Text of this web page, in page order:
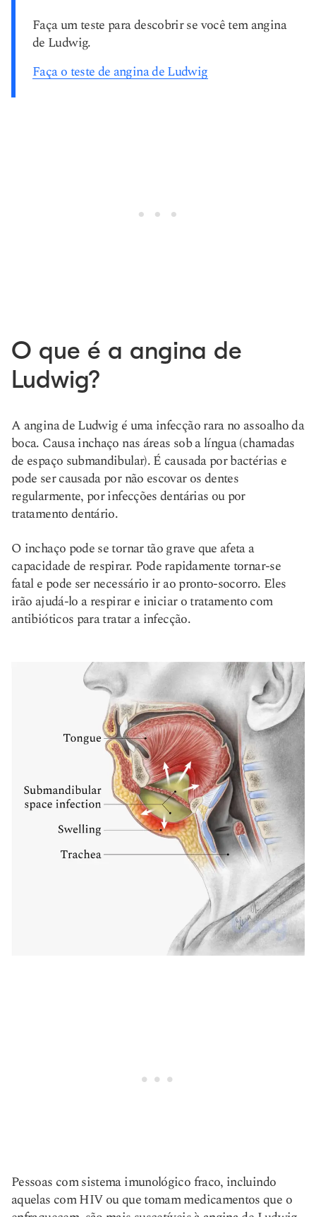
Faça um teste para descobrir se você tem angina
de Ludwig.
Faça o teste de angina de Ludwig
O que é a angina de
Ludwig?
A angina de Ludwig é uma infecção rara no assoalho da
boca. Causa inchaço nas áreas sob a língua (chamadas
de espaço submandibular). É causada por bactérias e
pode ser causada por não escovar os dentes
regularmente, por infecções dentárias ou por
tratamento dentário.
O inchaço pode se tornar tão grave que afeta a
capacidade de respirar. Pode rapidamente tornar-se
fatal e pode ser necessário ir ao pronto-socorro. Eles
irão ajudá-lo a respirar e iniciar o tratamento com
antibióticos para tratar a infecção.
Pessoas com sistema imunológico fraco, incluindo
aquelas com HIV ou que tomam medicamentos que o